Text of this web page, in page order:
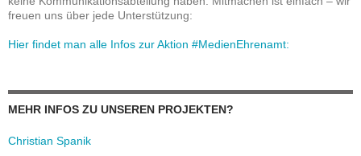
freuen uns über jede Unterstützung:
Hier findet man alle Infos zur Aktion #MedienEhrenamt:
MEHR INFOS ZU UNSEREN PROJEKTEN?
Christian Spanik